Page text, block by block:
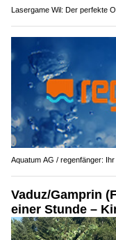
Lasergame Wil: Der perfekte
Aquatum AG / regenfänger:
Vaduz/Gamprin
einer Stunde –